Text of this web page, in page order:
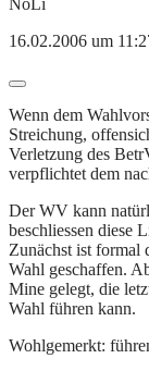
16.02.2006 um
Wenn dem
Streichung,
Verletzung des
verpflichtet dem
Der WV kann
beschliessen diese
Zunächst ist formal
Wahl geschaffen.
Mine gelegt, die
Wahl führen kann.
Wohlgemerkt: